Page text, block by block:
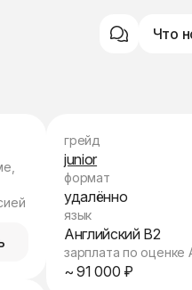
Что
грейд
junior
формат
удалённо
язык
Английский B2
зарплата по оценке
~ 91 000 ₽